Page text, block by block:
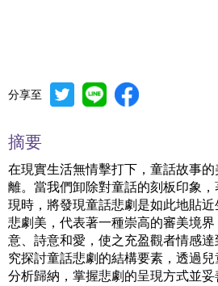
分享至
摘要
在現實生活無情擊打下，童話故事
離。當我們卸除對童話的刻板印象
現時，將發現童話悲劇是如此地貼
悲劇美，代表著一種崇高的審美境
意、詩意和愛，使之充盈觀者情感
究探討童話悲劇的結構要素，透過
分析歸納，掌握悲劇的呈現方式並